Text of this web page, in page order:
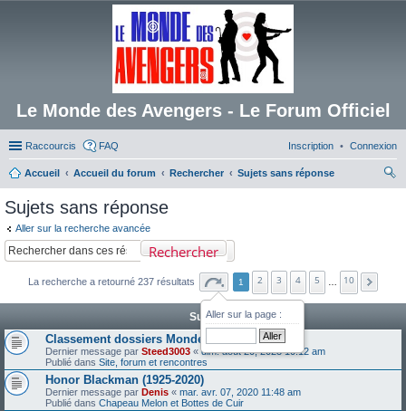
Le Monde des Avengers - Le Forum Officiel
Raccourcis FAQ Connexion
Inscription
Accueil Accueil du forum Rechercher
Sujets sans réponse
Sujets sans réponse
Aller sur la recherche avancée
Rechercher
La recherche a retourné 237 résultats
Aller sur la page :
1 2 3 4 5 10
Sujets
Classement dossiers Monde des Avengers
Dernier message par Steed3003 «dim. août 20, 2023 10:12 am
Publié dans Site, forum et rencontres
Honor Blackman (1925-2020)
Dernier message par Denis « mar. avr. 07, 2020 11:48 am
Publié dans Chapeau Melon et Bottes de Cuir